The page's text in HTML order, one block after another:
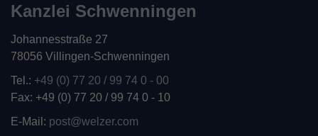
Kanzlei Schwenningen
Johannesstraße 27
78056 Villingen-Schwenningen
Tel.: +49 (0) 77 20 / 99 74 0 - 00
Fax: +49 (0) 77 20 / 99 74 0 - 10
E-Mail: post@welzer.com